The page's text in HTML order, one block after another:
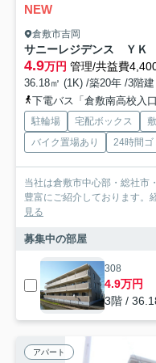
NEW
倉敷市吉岡
サニーレジデンス ＹＫ
4.9万円 管理/共益費
36.18㎡ (1K) /築20年 /3階建
下電バス「倉敷南高校入
駐輪場 宅配ボックス
バイク置場あり
24時間ゴ
当社は倉敷市中心部・総社市
豊富にご紹介しております。
見る
募集中の部屋
308
4.9万円
3階 /
アパート